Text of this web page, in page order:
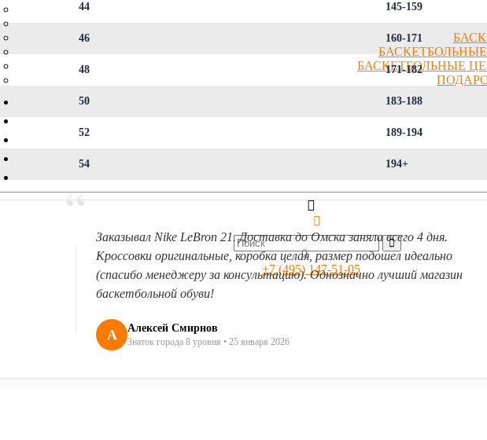
БАСКЕТБОЛЬНЫЕ
0
+7 (495) 147-51-05
44 145-159
46 160-171
48 171-182
50 183-188
52 189-194
54 194+
“
Заказывал Nike LeBron 21. Доставка до Омска заняла всего 4 дня.
Кроссовки оригинальные, коробка целая, размер подошел идеально
(спасибо менеджеру за консультацию). Однозначно лучший магазин
баскетбольной обуви!
А Алексей Смирнов
Знаток города 8 уровня • 25 января 2026